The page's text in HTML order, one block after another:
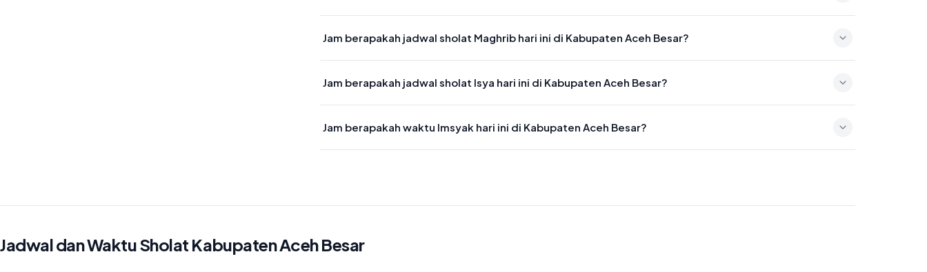
Jam berapakah jadwal sholat Maghrib hari ini di Kabupaten Aceh Besar?
Jam berapakah jadwal sholat Isya hari ini di Kabupaten Aceh Besar?
Jam berapakah waktu Imsyak hari ini di Kabupaten Aceh Besar?
Jadwal dan Waktu Sholat Kabupaten Aceh Besar